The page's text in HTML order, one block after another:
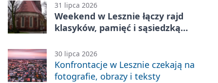
31 lipca 2026
Weekend w Lesznie łączy rajd
klasyków, pamięć i sąsiedzką
30 lipca 2026
Konfrontacje w Lesznie czekają na
fotografie, obrazy i teksty